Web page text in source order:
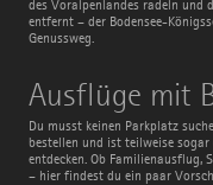
des Voralpenlandes radeln und
entfernt – der Bodensee-
Genussweg.
Ausflüge mit
Du musst keinen Parkplatz
bestellen und ist teilweise
entdecken. Ob Familienausflug,
– hier findest du ein paar
Ausflüge
mit
Bus
und
Bahn